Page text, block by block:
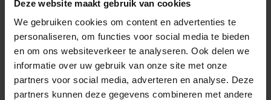
Deze website maakt gebruik van cookies
We gebruiken cookies om content en advertenties te
personaliseren, om functies voor social media te bieden
en om ons websiteverkeer te analyseren. Ook delen we
informatie over uw gebruik van onze site met onze
partners voor social media, adverteren en analyse. Deze
partners kunnen deze gegevens combineren met andere
Via de gratis Wanda-app en website (www.wanda.be
kunnen reizigers en (huis)artsen nagaan welke
vaccinaties en gezondheidsmaatregelen aanbevolen zijn
per land. De app kan ook offline geraadpleegd worden, wat
handig is tijdens de reis.